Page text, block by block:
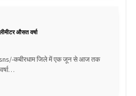
औसत वर्षा
कबीरधाम जिले में एक जून से आज तक